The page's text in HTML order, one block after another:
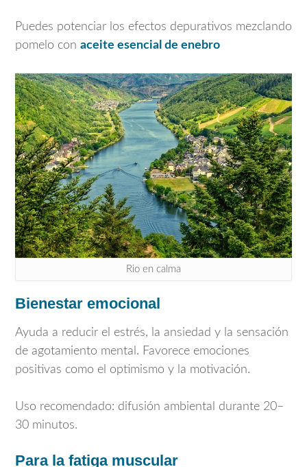
Puedes potenciar los efectos depurativos mezclando
pomelo con aceite esencial de enebro
Rio en calma
Bienestar emocional
Ayuda a reducir el estrés, la ansiedad y la sensación
de agotamiento mental. Favorece emociones
positivas como el optimismo y la motivación.
Uso recomendado: difusión ambiental durante 20–
30 minutos.
Para la fatiga muscular